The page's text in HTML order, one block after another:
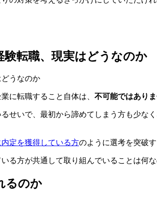
転職、現実はどうなのか
に転職すること自体は、 不可能ではあり
せいで、最初から諦めてしまう方も少な
定を獲得している方のように選考を突破
る方が共通して取り組んでいることは何
るのか